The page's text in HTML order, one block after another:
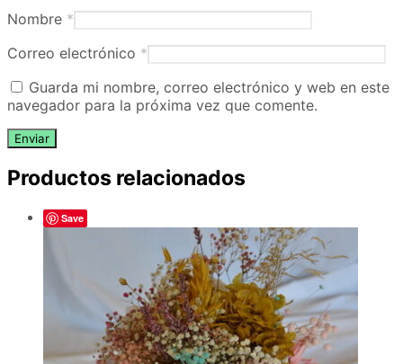
Nombre *
Correo electrónico *
Guarda mi nombre, correo electrónico y web en este
navegador para la próxima vez que comente.
Productos relacionados
Save